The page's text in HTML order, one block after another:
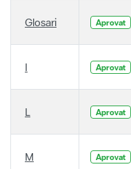
Glosari Aprovat
I Aprovat
L Aprovat
M Aprovat